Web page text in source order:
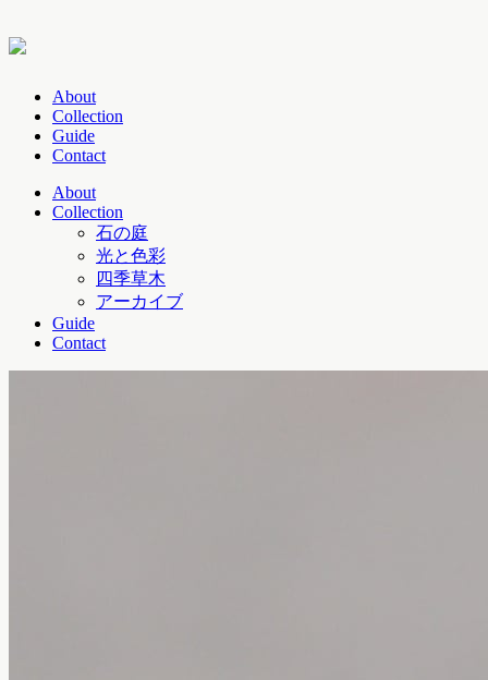
About
Collection
Guide
Contact
About
Collection
石の庭
光と色彩
四季草木
アーカイブ
Guide
Contact